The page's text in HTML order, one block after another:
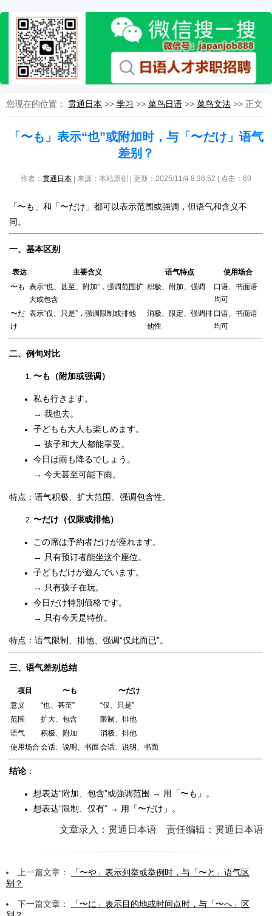
您现在的位置： 贯通日本 >> 学习 >> 菜鸟日语 >> 菜鸟文法 >> 正文
「〜も」表示“也”或附加时，与「〜だけ」语气
差别？
作者： 贯通日本 | 来源：本站原创 | 更新：2025/11/4 8:36:52 | 点击： 69
「〜も」和「〜だけ」都可以表示范围或强调，但语气和含义不
同。
一、基本区别
表达 主要含义 语气特点
使用场合
〜も
表示“也、甚至、附加”，强调范围扩
大或包含
积极、附加、强调
口语、书面语
均可
〜だ
け
表示“仅、只是”，强调限制或排他
消极、限定、强调排
他性
口语、书面语
均可
二、例句对比
〜も（附加或强调）
私も行きます。
→ 我也去。
子どもも大人も楽しめます。
→ 孩子和大人都能享受。
今日は雨も降るでしょう。
→ 今天甚至可能下雨。
特点：语气积极、扩大范围、强调包含性。
〜だけ（仅限或排他）
この席は予約者だけが座れます。
→ 只有预订者能坐这个座位。
子どもだけが遊んでいます。
→ 只有孩子在玩。
今日だけ特別価格です。
→ 只有今天是特价。
特点：语气限制、排他、强调“仅此而已”。
三、语气差别总结
项目 〜も
〜だけ
意义
“也、甚至”
“仅、只是”
范围
扩大、包含
限制、排他
语气
积极、附加
消极、排他
使用场合会话、说明、书面会话、说明、书面
结论 ：
想表达“附加、包含”或强调范围 → 用「〜も」。
想表达“限制、仅有” → 用「〜だけ」。
文章录入：贯通日本语 责任编辑：贯通日本语
上一篇文章：
「〜や」表示列举或举例时，与「〜と」语气区
别？
下一篇文章：
「〜に」表示目的地或时间点时，与「〜へ」区